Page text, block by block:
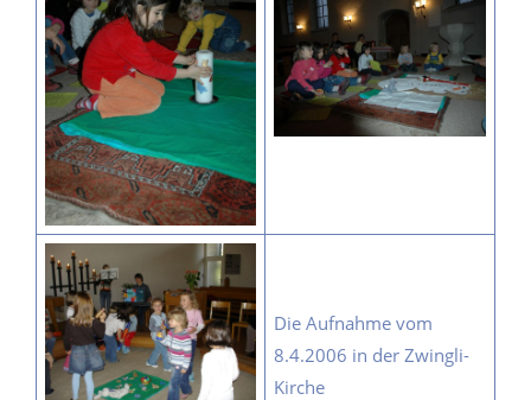
Die Aufnahme vom
8.4.2006 in der Zwingli-
Kirche